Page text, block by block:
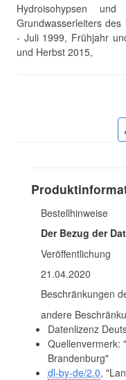
Hydroisohypsen
Grundwasserleiters
- Juli 1999, Frühjahr
und Herbst 2015,
Bestellhinweise
Der Bezug der
Veröffentlichung
21.04.2020
Beschränkungen
andere
Datenlizenz
Quellenvermerk:
Brandenburg"
dl-by-de/2.0,